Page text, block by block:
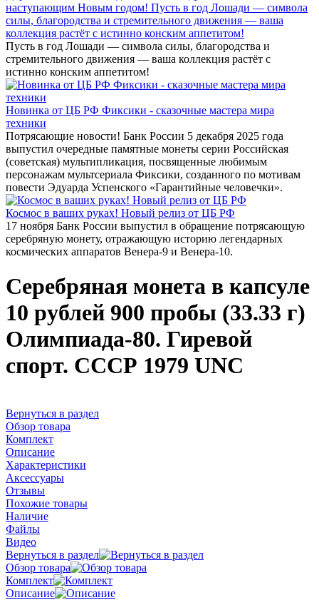
наступающим Новым годом! Пусть в год Лошади — символа
силы, благородства и стремительного движения — ваша
коллекция растёт с истинно конским аппетитом!
Пусть в год Лошади — символа силы, благородства и
стремительного движения — ваша коллекция растёт с
истинно конским аппетитом!
Новинка от ЦБ РФ Фиксики - сказочные мастера мира
техники
Потрясающие новости! Банк России 5 декабря 2025 года
выпустил очередные памятные монеты серии Российская
(советская) мультипликация, посвященные любимым
персонажам мультсериала Фиксики, созданного по мотивам
повести Эдуарда Успенского «Гарантийные человечки».
Космос в ваших руках! Новый релиз от ЦБ РФ
17 ноября Банк России выпустил в обращение потрясающую
серебряную монету, отражающую историю легендарных
космических аппаратов Венера-9 и Венера-10.
Серебряная монета в капсуле
10 рублей 900 пробы (33.33 г)
Олимпиада-80. Гиревой
спорт. СССР 1979 UNC
Вернуться в раздел
Обзор товара
Комплект
Описание
Характеристики
Аксессуары
Отзывы
Похожие товары
Наличие
Файлы
Видео
Вернуться в раздел
Обзор товара
Комплект
Описание